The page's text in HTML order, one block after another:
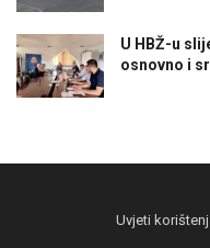
U HBŽ-u
osnovno i
Uvjeti